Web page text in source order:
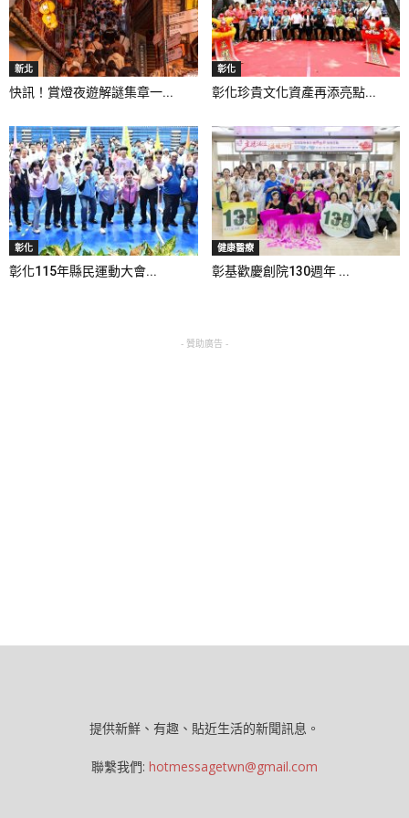
新北
快訊！賞燈夜遊解謎集章一...
彰化
彰化珍貴文化資產再添亮點...
彰化
彰化115年縣民運動大會...
健康醫療
彰基歡慶創院130週年 ...
- 贊助廣告 -
提供新鮮、有趣、貼近生活的新聞訊息。
聯繫我們: hotmessagetwn@gmail.com